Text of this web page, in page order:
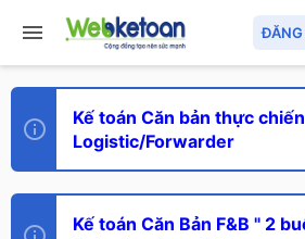
ĐĂNG
Kế toán Căn bản thực
Logistic/Forwarder
Kế toán Căn Bản F&B " 2